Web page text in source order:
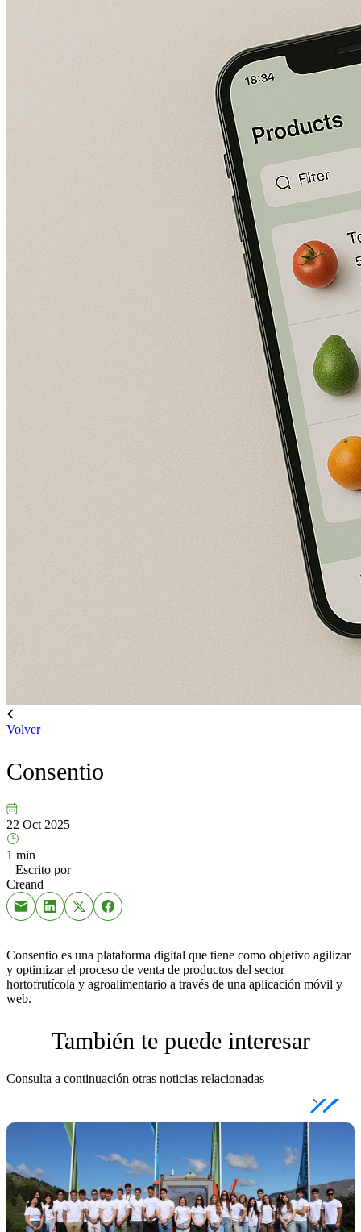
Volver
Consentio
22 Oct 2025
1 min
Escrito por
Creand
Consentio es una plataforma digital que tiene como objetivo agilizar
y optimizar el proceso de venta de productos del sector
hortofrutícola y agroalimentario a través de una aplicación móvil y
web.
También te puede interesar
Consulta a continuación otras noticias relacionadas